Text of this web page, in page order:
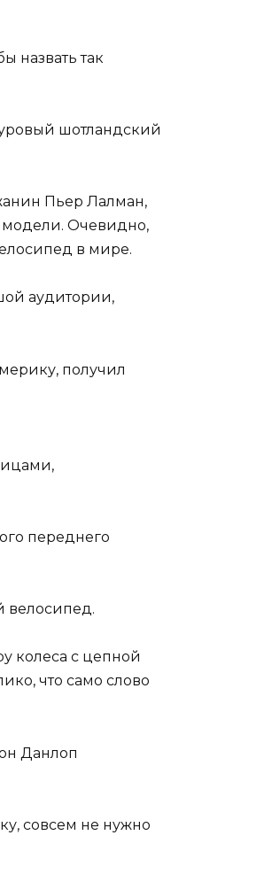
назвать так
шотландский
Пьер Лалман,
модели. Очевидно,
в мире.
аудитории,
получил
переднего
велосипед.
колеса с цепной
что само слово
Данлоп
совсем не нужно